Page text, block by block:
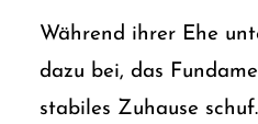
Während ihrer Ehe
dazu bei, das
stabiles Zuhause